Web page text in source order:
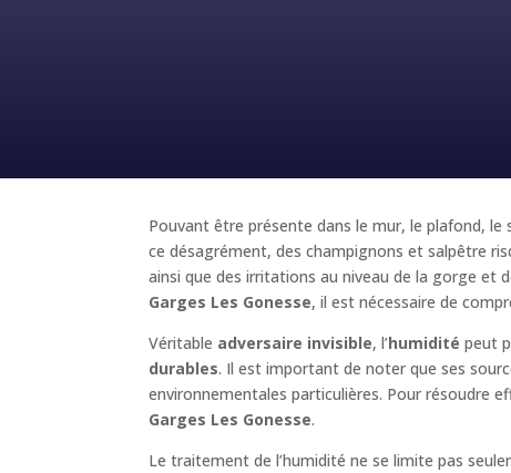
Pouvant être présente dans le mur, le plafond, le
ce désagrément, des champignons et salpêtre
ainsi que des irritations au niveau de la gorge et
Garges Les Gonesse, il est nécessaire de
Véritable adversaire invisible, l’humidité peut
durables. Il est important de noter que ses
environnementales particulières. Pour résoudre
Garges Les Gonesse.
Le traitement de l’humidité ne se limite pas